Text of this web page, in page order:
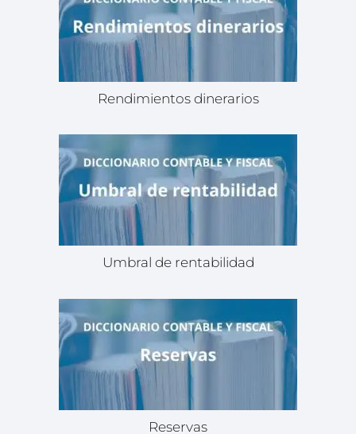
Rendimientos dinerarios
Umbral de rentabilidad
Reservas